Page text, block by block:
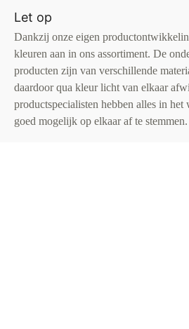
Let op
Dankzij onze eigen
kleuren aan in ons assortiment. De
producten zijn van verschillende
daardoor qua kleur licht van elkaar
productspecialisten hebben alles in het
goed mogelijk op elkaar af te stemmen.